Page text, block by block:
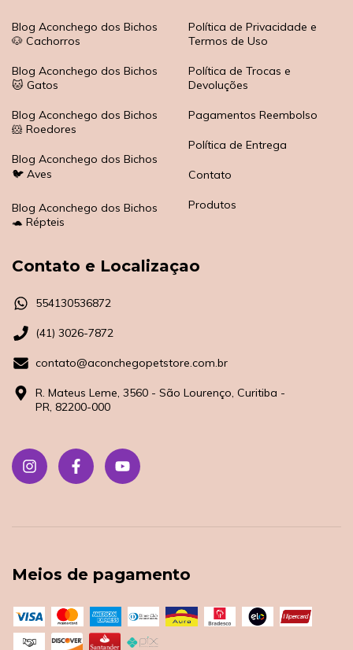
Blog Aconchego dos Bichos
🐶 Cachorros
Blog Aconchego dos Bichos
🐱 Gatos
Blog Aconchego dos Bichos
🐹 Roedores
Blog Aconchego dos Bichos
🐦 Aves
Blog Aconchego dos Bichos
🐢 Répteis
Política de Privacidade e
Termos de Uso
Política de Trocas e
Devoluções
Pagamentos Reembolso
Política de Entrega
Contato
Produtos
Contato e Localizaçao
554130536872
(41) 3026-7872
contato@aconchegopetstore.com.br
R. Mateus Leme, 3560 - São Lourenço, Curitiba -
PR, 82200-000
Meios de pagamento